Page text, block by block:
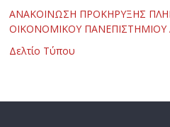
ΑΝΑΚΟΙΝΩΣΗ ΠΡΟΚΗΡΥΞΗΣ
ΟΙΚΟΝΟΜΙΚΟΥ
Δελτίο Τύπου